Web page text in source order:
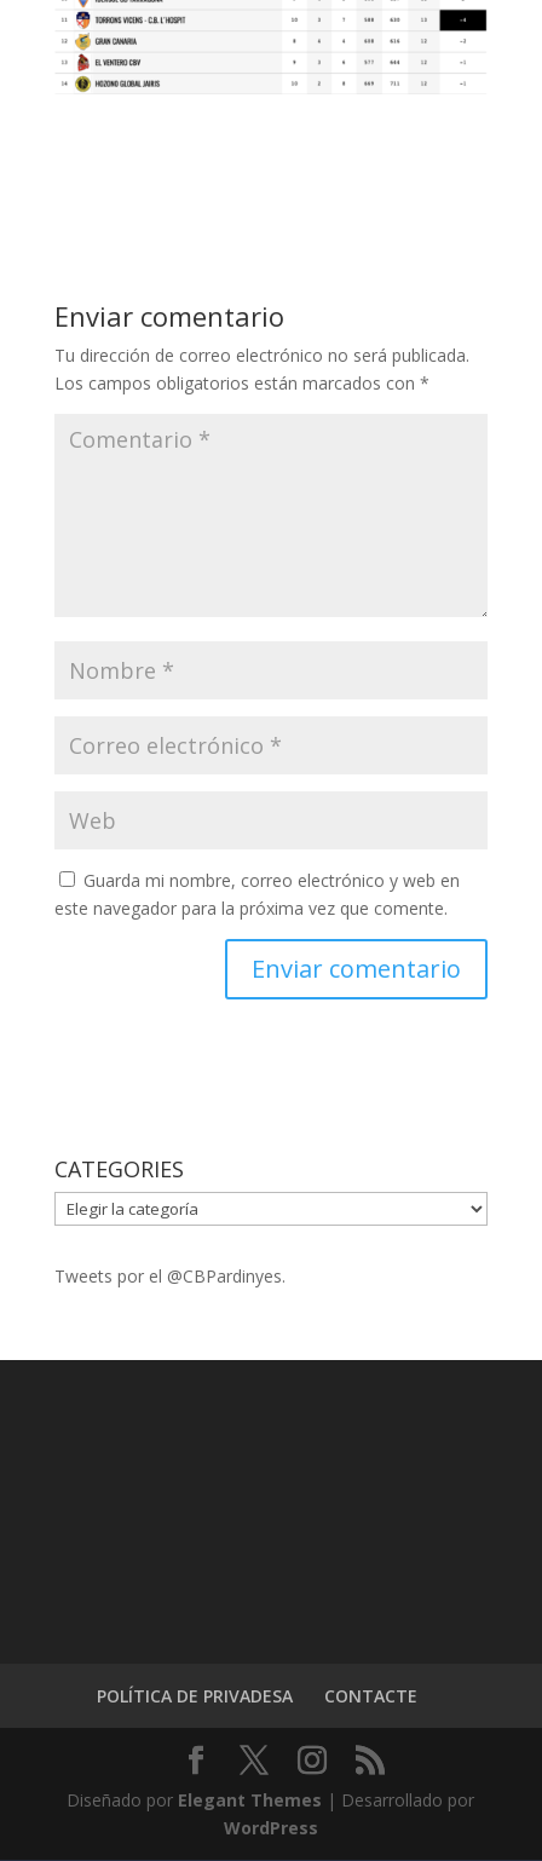
Enviar comentario
Tu dirección de correo electrónico no será publicada.
Los campos obligatorios están marcados con *
Guarda mi nombre, correo electrónico y web en
este navegador para la próxima vez que comente.
CATEGORIES
CATEGORIES
Tweets por el @CBPardinyes.
POLÍTICA DE PRIVADESA CONTACTE
Diseñado por Elegant Themes | Desarrollado por
WordPress